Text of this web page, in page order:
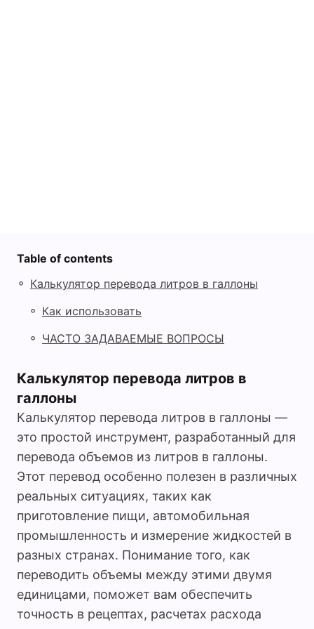
Table of contents
◦ Калькулятор перевода литров в галлоны
◦ Как использовать
◦ ЧАСТО ЗАДАВАЕМЫЕ ВОПРОСЫ
Калькулятор перевода литров в
галлоны
Калькулятор перевода литров в галлоны —
это простой инструмент, разработанный для
перевода объемов из литров в галлоны.
Этот перевод особенно полезен в различных
реальных ситуациях, таких как
приготовление пищи, автомобильная
промышленность и измерение жидкостей в
разных странах. Понимание того, как
переводить объемы между этими двумя
единицами, поможет вам обеспечить
точность в рецептах, расчетах расхода